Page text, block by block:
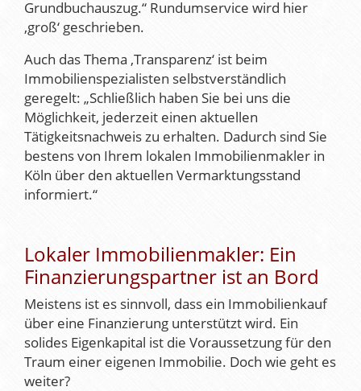
Grundbuchauszug.“ Rundumservice wird hier
‚groß‘ geschrieben.
Auch das Thema ‚Transparenz‘ ist beim
Immobilienspezialisten selbstverständlich
geregelt: „Schließlich haben Sie bei uns die
Möglichkeit, jederzeit einen aktuellen
Tätigkeitsnachweis zu erhalten. Dadurch sind Sie
bestens von Ihrem lokalen Immobilienmakler in
Köln über den aktuellen Vermarktungsstand
informiert.“
Lokaler Immobilienmakler: Ein
Finanzierungspartner ist an Bord
Meistens ist es sinnvoll, dass ein Immobilienkauf
über eine Finanzierung unterstützt wird. Ein
solides Eigenkapital ist die Voraussetzung für den
Traum einer eigenen Immobilie. Doch wie geht es
weiter?